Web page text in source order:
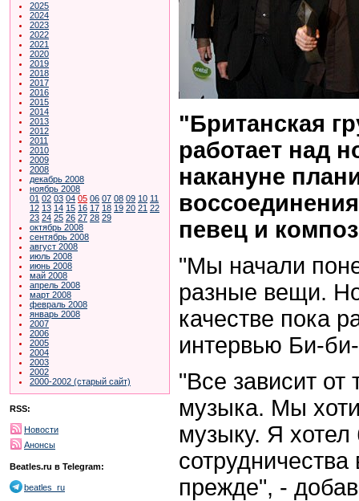
2025
2024
2023
2022
2021
2020
2019
2018
2017
2016
2015
2014
2013
2012
2011
2010
2009
2008
декабрь 2008
ноябрь 2008
01 02 03 04 05 06 07 08 09 10 11
12 13 14 15 16 17 18 19 20 21 22
23 24 25 26 27 28 29
октябрь 2008
сентябрь 2008
август 2008
июль 2008
июнь 2008
май 2008
апрель 2008
март 2008
февраль 2008
январь 2008
2007
2006
2005
2004
2003
2002
2000-2002 (старый сайт)
RSS:
Новости
Анонсы
Beatles.ru в Telegram:
beatles_ru
"Британская
работает над
накануне
певец и
"Мы начали
разные вещи.
качестве пока
интервью Би-
"Все зависит от
музыка. Мы
музыку. Я
сотрудничества
прежде", -